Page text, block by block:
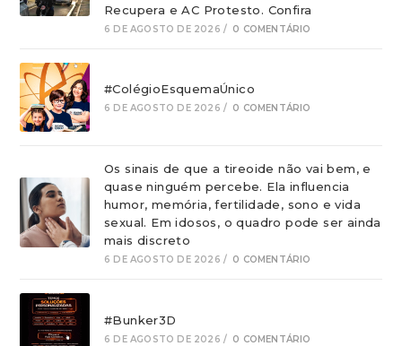
Recupera e AC Protesto. Confira
6 DE AGOSTO DE 2026 / 0 COMENTÁRIO
#ColégioEsquemaÚnico
6 DE AGOSTO DE 2026 / 0 COMENTÁRIO
Os sinais de que a tireoide não vai bem, e
quase ninguém percebe. Ela influencia
humor, memória, fertilidade, sono e vida
sexual. Em idosos, o quadro pode ser ainda
mais discreto
6 DE AGOSTO DE 2026 / 0 COMENTÁRIO
#Bunker3D
6 DE AGOSTO DE 2026 / 0 COMENTÁRIO